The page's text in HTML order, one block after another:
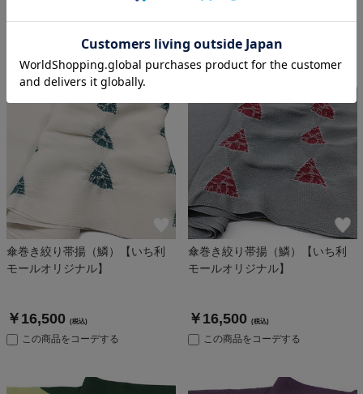
傘巻き絞り帯揚（鱗）【いち利
モールオリジナル】
￥16,500 (税込)
この商品をコーデする
傘巻き絞り帯揚（鱗）【いち利
モールオリジナル】
￥16,500 (税込)
この商品をコーデする